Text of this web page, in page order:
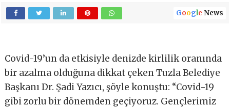
Google News
Covid-19’un da etkisiyle denizde kirlilik oranında
bir azalma olduğuna dikkat çeken Tuzla Belediye
Başkanı Dr. Şadi Yazıcı, şöyle konuştu: “Covid-19
gibi zorlu bir dönemden geçiyoruz. Gençlerimiz